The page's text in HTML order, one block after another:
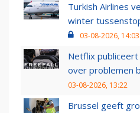
Turkish Airlines
winter
03-08-2026, 14:03
Netflix
over problemen
03-08-2026, 13:22
Brussel geeft